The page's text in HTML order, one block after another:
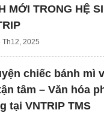
MỚI TRONG HỆ
Th12, 2025
chiếc bánh mì
tâm – Văn hóa
tại VNTRIP TMS